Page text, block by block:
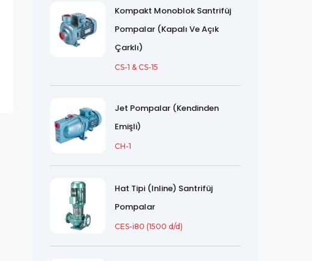
Kompakt Monoblok Santrifüj
Pompalar (Kapalı Ve Açık
Çarklı)
CS-1 & CS-15
Jet Pompalar (Kendinden
Emişli)
CH-1
Hat Tipi (Inline) Santrifüj
Pompalar
CES-i80 (1500 d/d)